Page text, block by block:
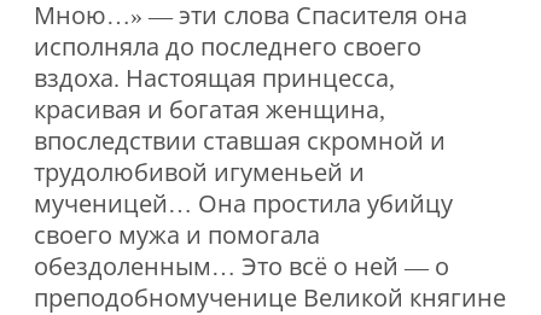
Мною…» — эти слова Спасителя она
исполняла до последнего своего
вздоха. Настоящая принцесса,
красивая и богатая женщина,
впоследствии ставшая скромной и
трудолюбивой игуменьей и
мученицей… Она простила убийцу
своего мужа и помогала
обездоленным… Это всё о ней — о
преподобномученице Великой княгине